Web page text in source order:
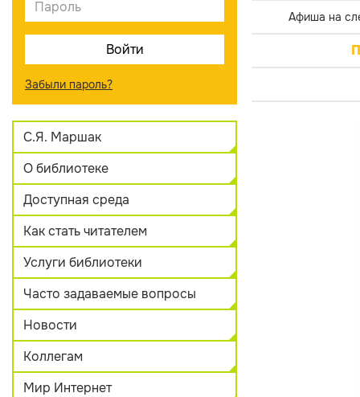
Забыли пароль?
С.Я. Маршак
О библиотеке
Доступная среда
Как стать читателем
Услуги библиотеки
Часто задаваемые вопросы
Новости
Коллегам
Мир Интернет
Афиша на